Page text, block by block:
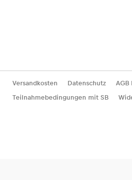
Versandkosten Datenschutz
AGB
Teilnahmebedingungen mit SB